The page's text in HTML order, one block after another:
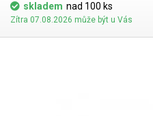
skladem nad 100 ks
Zítra 07.08.2026 může být u Vás